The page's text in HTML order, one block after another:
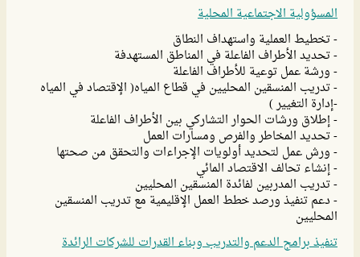
المسؤولية الاجتماعية المحلية
- تخطيط العملية واستهداف النطاق
- تحديد الأطراف الفاعلة في المناطق المستهدفة
- ورشة عمل توعية للأطراف الفاعلة
- تدريب المنسقين المحليين في قطاع المياه( الإقتصاد في المياه
-إدارة التغيير )
- إطلاق ورشات الحوار التشاركي بين الأطراف الفاعلة
- تحديد المخاطر والفرص ومسارات العمل
- ورش عمل لتحديد أولويات الإجراءات والتحقق من صحتها
- إنشاء تحالف الاقتصاد المائي
- تدريب المدربين لفائدة المنسقين المحليين
- دعم تنفيذ ورصد خطط العمل الإقليمية مع تدريب المنسقين
المحليين
تنفيذ برامج الدعم والتدريب وبناء القدرات للشركات الرائدة